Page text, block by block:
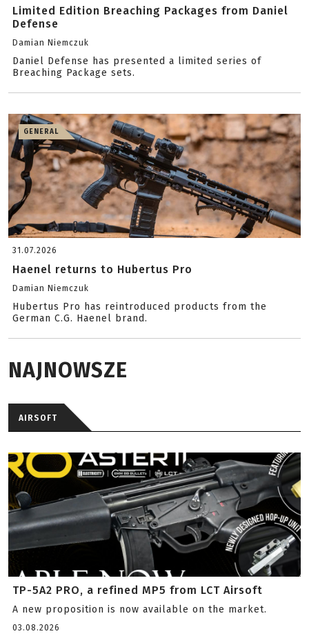
Limited Edition Breaching Packages from Daniel
Defense
Damian Niemczuk
Daniel Defense has presented a limited series of
Breaching Package sets.
GENERAL
31.07.2026
Haenel returns to Hubertus Pro
Damian Niemczuk
Hubertus Pro has reintroduced products from the
German C.G. Haenel brand.
NAJNOWSZE
AIRSOFT
TP-5A2 PRO, a refined MP5 from LCT Airsoft
A new proposition is now available on the market.
03.08.2026